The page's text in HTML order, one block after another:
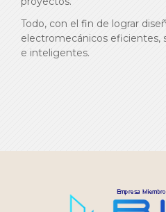
Todo, con el fin de lograr
electromecánicos eficientes,
e inteligentes.